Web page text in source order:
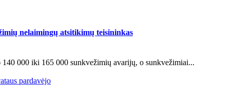
nelaimingų atsitikimų teisininkas
000 iki 165 000 sunkvežimių avarijų, o sunkvežimiai...
pardavėjo